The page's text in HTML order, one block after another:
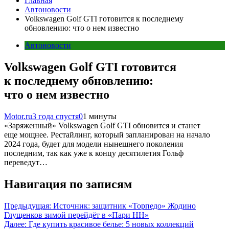
Автоновости
Volkswagen Golf GTI готовится к последнему
обновлению: что о нем известно
Автоновости
Volkswagen Golf GTI готовится
к последнему обновлению:
что о нем известно
Motor.ru3 года спустя01 минуты
«Заряженный» Volkswagen Golf GTI обновится и станет
еще мощнее. Рестайлинг, который запланирован на начало
2024 года, будет для модели нынешнего поколения
последним, так как уже к концу десятилетия Гольф
переведут…
Навигация по записям
Предыдущая: Источник: защитник «Торпедо» Жодино
Глущенков зимой перейдёт в «Пари НН»
Далее: Где купить красивое белье: 5 новых коллекций